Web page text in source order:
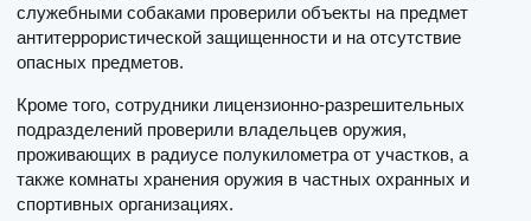
служебными собаками проверили объекты на предмет
антитеррористической защищенности и на отсутствие
опасных предметов.
Кроме того, сотрудники лицензионно-разрешительных
подразделений проверили владельцев оружия,
проживающих в радиусе полукилометра от участков, а
также комнаты хранения оружия в частных охранных и
спортивных организациях.